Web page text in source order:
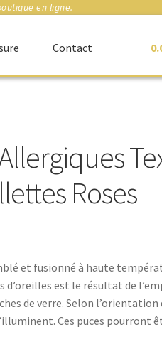
en ligne.
Contact
Roses
et fusionné à haute
d’oreilles est le résultat de
de verre. Selon
Ces puces pourront